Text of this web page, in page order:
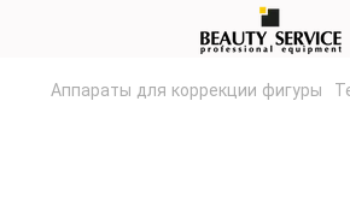
Аппараты для коррекции фигуры